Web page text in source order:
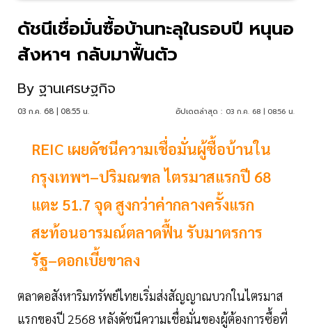
ดัชนีเชื่อมั่นซื้อบ้านทะลุในรอบปี หนุนอ
สังหาฯ กลับมาฟื้นตัว
By ฐานเศรษฐกิจ
03 ก.ค. 68 | 08:55 น. อัปเดตล่าสุด : 03 ก.ค. 68 | 08:56 น.
REIC เผยดัชนีความเชื่อมั่นผู้ซื้อบ้านใน
กรุงเทพฯ–ปริมณฑล ไตรมาสแรกปี 68
แตะ 51.7 จุด สูงกว่าค่ากลางครั้งแรก
สะท้อนอารมณ์ตลาดฟื้น รับมาตรการ
รัฐ–ดอกเบี้ยขาลง
ตลาดอสังหาริมทรัพย์ไทยเริ่มส่งสัญญาณบวกในไตรมาส
แรกของปี 2568 หลังดัชนีความเชื่อมั่นของผู้ต้องการซื้อที่